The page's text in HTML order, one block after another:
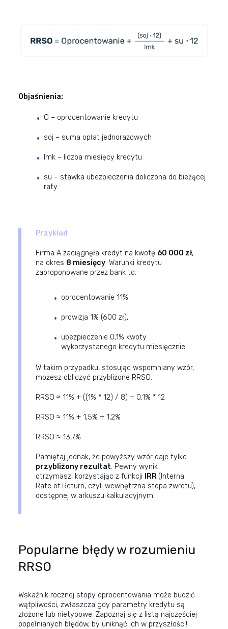
Objaśnienia:
O – oprocentowanie kredytu
soj – suma opłat jednorazowych
lmk – liczba miesięcy kredytu
su – stawka ubezpieczenia doliczona do bieżącej
raty
Przykład
Firma A zaciągnęła kredyt na kwotę 60 000 zł,
na okres 8 miesięcy. Warunki kredytu
zaproponowane przez bank to:
oprocentowanie 11%,
prowizja 1% (600 zł),
ubezpieczenie 0,1% kwoty
wykorzystanego kredytu miesięcznie.
W takim przypadku, stosując wspomniany wzór,
możesz obliczyć przybliżone RRSO:
RRSO ≈ 11% + ((1% * 12) / 8) + 0,1% * 12
RRSO ≈ 11% + 1,5% + 1,2%
RRSO ≈ 13,7%
Pamiętaj jednak, że powyższy wzór daje tylko
przybliżony rezultat. Pewny wynik
otrzymasz, korzystając z funkcji
IRR (Internal
Rate of Return, czyli wewnętrzna stopa zwrotu),
dostępnej w arkuszu kalkulacyjnym.
Popularne błędy w rozumieniu
RRSO
Wskaźnik rocznej stopy oprocentowania może budzić
wątpliwości, zwłaszcza gdy parametry kredytu są
złożone lub nietypowe. Zapoznaj się z listą najczęściej
popełnianych błędów, by uniknąć ich w przyszłości!